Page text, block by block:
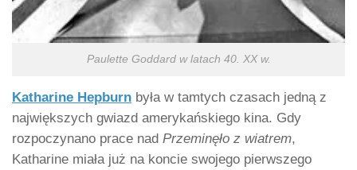
Paulette Goddard w latach 40. XX w.
Katharine Hepburn była w tamtych czasach jedną z
największych gwiazd amerykańskiego kina. Gdy
rozpoczynano prace nad Przeminęło z wiatrem,
Katharine miała już na koncie swojego pierwszego